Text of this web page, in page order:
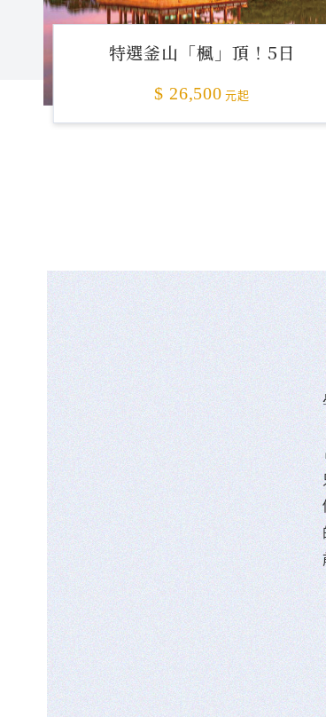
特選釜山「楓」頂！5日
$ 26,500 元起